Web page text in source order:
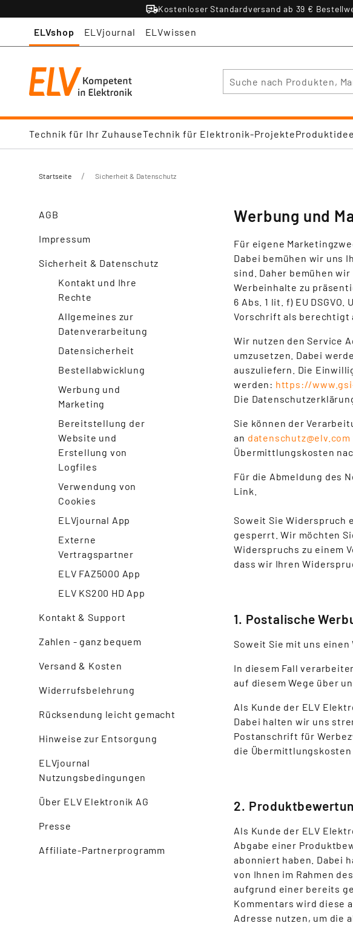
Kostenloser Standardversand ab 39 €
ELVshop ELVjournal ELVwissen
Technik für Ihr ZuhauseTechnik für Elektronik-Projekte
Startseite / Sicherheit & Datenschutz
AGB
Impressum
Sicherheit & Datenschutz
Kontakt und Ihre
Rechte
Allgemeines zur
Datenverarbeitung
Datensicherheit
Bestellabwicklung
Werbung und
Marketing
Bereitstellung der
Website und
Erstellung von
Logfiles
Verwendung von
Cookies
ELVjournal App
Externe
Vertragspartner
ELV FAZ5000 App
ELV KS200 HD App
Kontakt & Support
Zahlen - ganz bequem
Versand & Kosten
Widerrufsbelehrung
Rücksendung leicht gemacht
Hinweise zur Entsorgung
ELVjournal
Nutzungsbedingungen
Über ELV Elektronik AG
Presse
Affiliate-Partnerprogramm
Werbung und
Für eigene
Dabei bemühen wir uns
sind. Daher bemühen
Werbeinhalte zu
6 Abs. 1 lit. f) EU
Vorschrift als berechtigt
Wir nutzen den Service
umzusetzen. Dabei
auszuliefern. Die
werden: https://
Die
Sie können der
an datenschutz@elv.com
Übermittlungskosten
Für die Abmeldung des
Link.
Soweit Sie Widerspruch
gesperrt. Wir möchten
Widerspruchs zu einem
dass wir Ihren
1. Postalische
Soweit Sie mit uns einen
In diesem Fall
auf diesem Wege über
Als Kunde der ELV
Dabei halten wir uns
Postanschrift für
die
2.
Als Kunde der ELV
Abgabe einer
abonniert haben. Dabei
von Ihnen im Rahmen
aufgrund einer bereits
Kommentars wird diese
Adresse nutzen, um die